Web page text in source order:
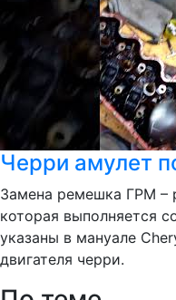
Черри амулет
Замена ремешка ГРМ –
которая выполняется
указаны в мануале
двигателя черри.